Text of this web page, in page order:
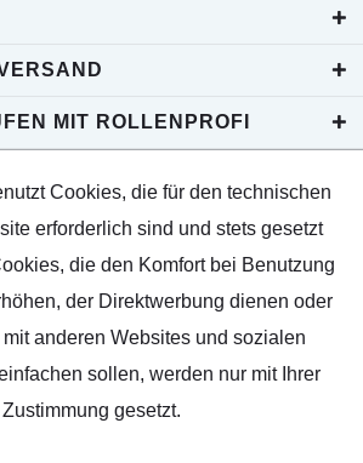
MIT ROLLENPROFI
Cookies, die für den technischen
erforderlich sind und stets gesetzt
die den Komfort bei Benutzung
der Direktwerbung dienen oder
anderen Websites und sozialen
sollen, werden nur mit Ihrer
Zustimmung gesetzt.